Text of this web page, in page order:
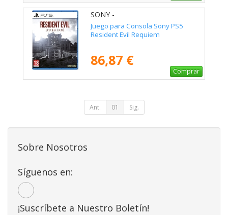
SONY -
Juego para Consola Sony PS5
Resident Evil Requiem
86,87 €
Comprar
Ant. 01 Sig.
Sobre Nosotros
Síguenos en:
¡Suscríbete a Nuestro Boletín!